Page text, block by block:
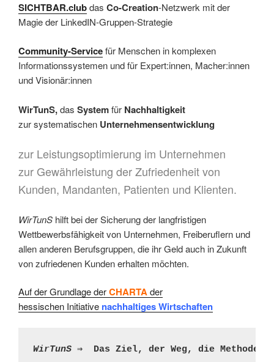
SICHTBAR.clubdas Co-Creation-Netzwerk mit der
Magie der LinkedIN-Gruppen-Strategie
Community-Servicefür Menschen in komplexen
Informationssystemen und für Expert:innen, Macher:innen
und Visionär:innen
WirTunS,das Systemfür Nachhaltigkeit
zur systematischen Unternehmensentwicklung
zur Leistungsoptimierung im Unternehmen
zur Gewährleistung der Zufriedenheit von
Kunden, Mandanten, Patienten und Klienten.
WirTunS hilft bei derSicherung der langfristigen
Wettbewerbsfähigkeit von Unternehmen, Freiberuflern und
allen anderen Berufsgruppen, die ihr Geld auch in Zukunft
von zufriedenen Kunden erhalten möchten.
Auf der Grundlage derCHARTAder
hessischen Initiative nachhaltiges Wirtschaften
WirTunS ⇒ Das Ziel, der Weg, die Methode